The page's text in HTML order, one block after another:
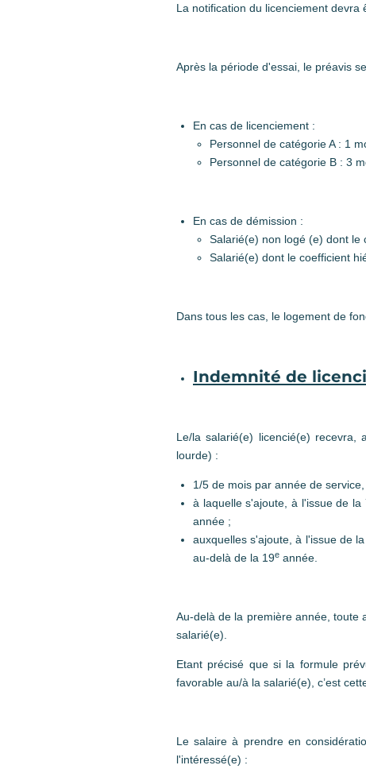
La notification du licenciement devra
Après la période d'essai, le préavis
En cas de licenciement :
Personnel de catégorie A : 1
Personnel de catégorie B : 3
En cas de démission :
Salarié(e) non logé (e) dont le
Salarié(e) dont le coefficient
Dans tous les cas, le logement de
Indemnité de
Le/la salarié(e) licencié(e)
lourde) :
1/5 de mois par année de
à laquelle s'ajoute, à l'issue de la
année ;
auxquelles s'ajoute, à l'issue de
au-delà de la 19e année.
Au-delà de la première année, toute
salarié(e).
Etant précisé que si la formule
favorable au/à la salarié(e), c’est
Le salaire à prendre en
l'intéressé(e) :